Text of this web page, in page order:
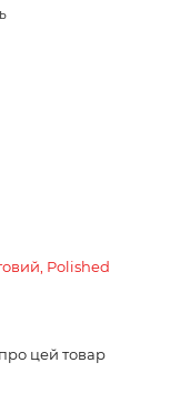
Polished
цей товар